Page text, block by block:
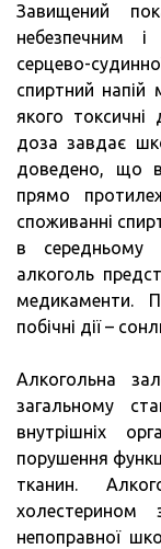
Завищений
небезпечним
серцево-
спиртний напій
якого
доза завдає
доведено, що
прямо
споживанні
в середньому
алкоголь
медикаменти.
побічні дії –
Алкогольна
загальному
внутрішніх
порушення
тканин.
холестерином
непоправної